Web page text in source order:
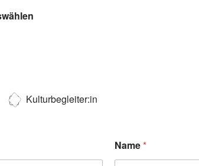
Kulturbegleiter:in
Name*